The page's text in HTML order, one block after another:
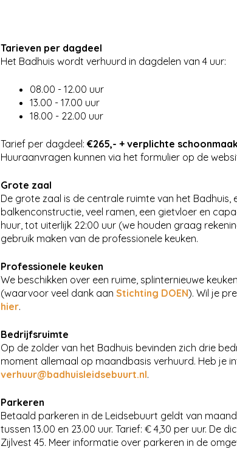
Tarieven per dagdeel
Het Badhuis wordt verhuurd in dagdelen van 4 uur:
08.00 - 12.00 uur
13.00 - 17.00 uur
18.00 - 22.00 uur
Tarief per dagdeel: €265,- + verplichte
Huuraanvragen kunnen via het formulier op de
Grote zaal
De grote zaal is de centrale ruimte van het
balkenconstructie, veel ramen, een gietvloer en
huur, tot uiterlijk 22:00 uur (we houden graag
gebruik maken van de professionele keuken.
Professionele keuken
We beschikken over een ruime, splinternieuwe
(waarvoor veel dank aan Stichting DOEN). Wil je
hier.
Bedrijfsruimte
Op de zolder van het Badhuis bevinden zich drie
moment allemaal op maandbasis verhuurd. Heb je
verhuur@badhuisleidsebuurt.nl.
Parkeren
Betaald parkeren in de Leidsebuurt geldt van
tussen 13.00 en 23.00 uur. Tarief: € 4,30 per uur. De
Zijlvest 45. Meer informatie over parkeren in de